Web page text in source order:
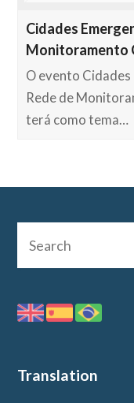
Cidades
Monitoramento
O evento
Rede de
terá como tema…
Translation